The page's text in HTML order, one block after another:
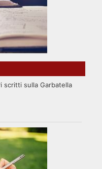
scritti sulla Garbatella